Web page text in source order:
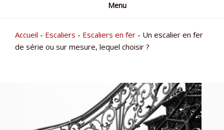
Menu
Accueil - Escaliers - Escaliers en fer - Un escalier en fer
de série ou sur mesure, lequel choisir ?